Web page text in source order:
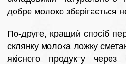
добре молоко зберігається
По-друге, кращий спосіб
склянку молока ложку
якісного продукту